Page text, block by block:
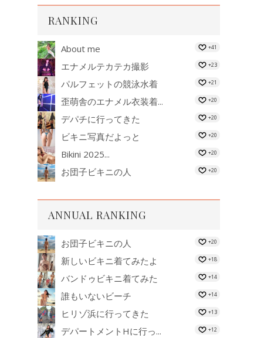
RANKING
About me +41
エナメルテカテカ撮影 +23
パルフェットの競泳水着 +21
歪萌舎のエナメル衣装着... +20
デパチに行ってきた +20
ビキニ写真だよっと +20
Bikini 2025... +20
お団子ビキニの人 +20
ANNUAL RANKING
お団子ビキニの人 +20
新しいビキニ着てみたよ +18
バンドゥビキニ着てみた +14
誰もいないビーチ +14
ヒリゾ浜に行ってきた +13
デパートメントHに行っ... +12